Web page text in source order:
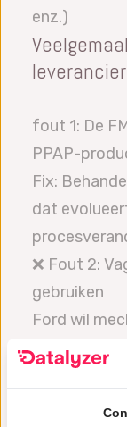
enz.)
fout 1: De
PPAP-
Fix:
dat
❌ Fout 2:
gebruiken
Ford wil